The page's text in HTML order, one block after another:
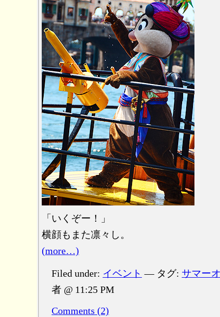
「いくぞー！」
横顔もまた凛々し。
(more…)
Filed under: イベント — タグ: サマー
者 @ 11:25 PM
Comments (2)